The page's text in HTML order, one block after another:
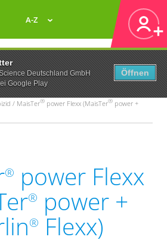
Deutschland GmbH
Google Play
Öffnen
A-Z
/ MaisTer® power Flexx (MaisTer® power +
® power Flexx
® power +
® Flexx)